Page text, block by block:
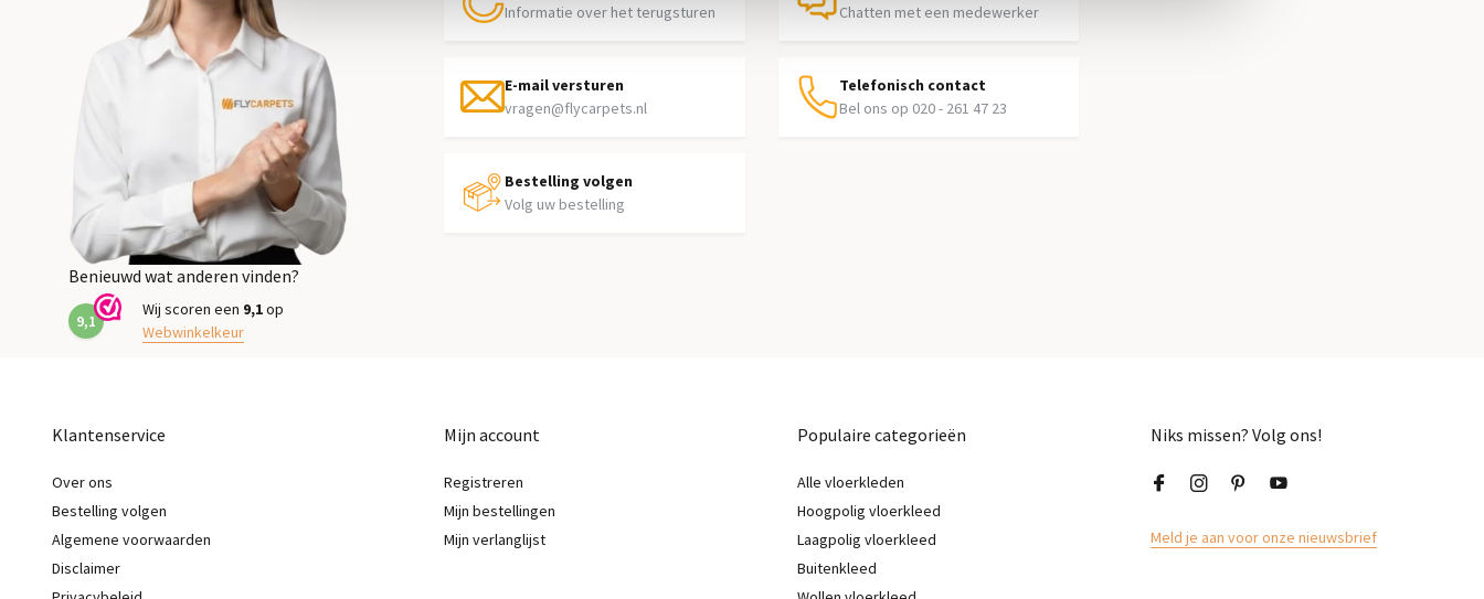
Informatie over het terugsturen
Chatten met een medewerker
E-mail versturen
vragen@flycarpets.nl
Telefonisch contact
Bel ons op 020 - 261 47 23
Bestelling volgen
Volg uw bestelling
Benieuwd wat anderen vinden?
9,1
Wij scoren een 9,1op
Webwinkelkeur
Klantenservice
Over ons
Bestelling volgen
Algemene voorwaarden
Disclaimer
Mijn account
Registreren
Mijn bestellingen
Mijn verlanglijst
Populaire categorieën
Alle vloerkleden
Hoogpolig vloerkleed
Laagpolig vloerkleed
Buitenkleed
Niks missen? Volg ons!
Meld je aan voor onze nieuwsbrief